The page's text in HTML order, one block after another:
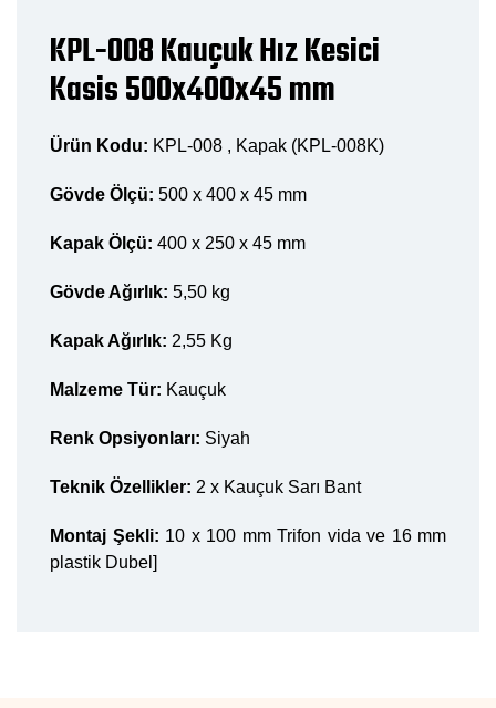
KPL-008 Kauçuk Hız Kesici
Kasis 500x400x45 mm
Ürün Kodu: KPL-008 , Kapak (KPL-008K)
Gövde Ölçü: 500 x 400 x 45 mm
Kapak Ölçü: 400 x 250 x 45 mm
Gövde Ağırlık: 5,50 kg
Kapak Ağırlık: 2,55 Kg
Malzeme Tür: Kauçuk
Renk Opsiyonları: Siyah
Teknik Özellikler: 2 x Kauçuk Sarı Bant
Montaj Şekli: 10 x 100 mm Trifon vida ve 16 mm
plastik Dubel]